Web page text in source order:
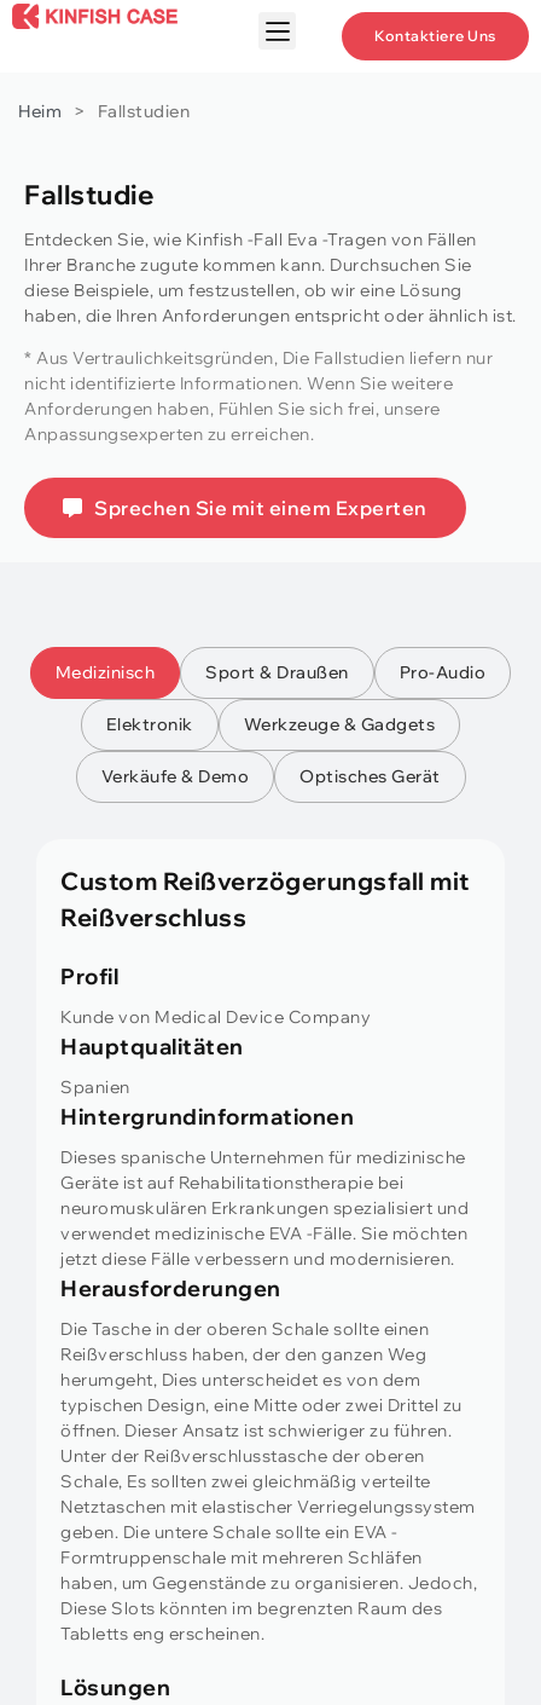
Kontaktiere Uns
Heim > Fallstudien
Fallstudie
Entdecken Sie, wie Kinfish -Fall Eva -Tragen von Fällen
Ihrer Branche zugute kommen kann. Durchsuchen Sie
diese Beispiele, um festzustellen, ob wir eine Lösung
haben, die Ihren Anforderungen entspricht oder ähnlich ist.
* Aus Vertraulichkeitsgründen, Die Fallstudien liefern nur
nicht identifizierte Informationen. Wenn Sie weitere
Anforderungen haben, Fühlen Sie sich frei, unsere
Anpassungsexperten zu erreichen.
Sprechen Sie mit einem Experten
Medizinisch Sport & Draußen Pro-Audio
Elektronik Werkzeuge & Gadgets
Verkäufe & Demo Optisches Gerät
Custom Reißverzögerungsfall mit
Reißverschluss
Profil
Kunde von Medical Device Company
Hauptqualitäten
Spanien
Hintergrundinformationen
Dieses spanische Unternehmen für medizinische
Geräte ist auf Rehabilitationstherapie bei
neuromuskulären Erkrankungen spezialisiert und
verwendet medizinische EVA -Fälle. Sie möchten
jetzt diese Fälle verbessern und modernisieren.
Herausforderungen
Die Tasche in der oberen Schale sollte einen
Reißverschluss haben, der den ganzen Weg
herumgeht, Dies unterscheidet es von dem
typischen Design, eine Mitte oder zwei Drittel zu
öffnen. Dieser Ansatz ist schwieriger zu führen.
Unter der Reißverschlusstasche der oberen
Schale, Es sollten zwei gleichmäßig verteilte
Netztaschen mit elastischer Verriegelungssystem
geben. Die untere Schale sollte ein EVA -
Formtruppenschale mit mehreren Schläfen
haben, um Gegenstände zu organisieren. Jedoch,
Diese Slots könnten im begrenzten Raum des
Tabletts eng erscheinen.
Lösungen